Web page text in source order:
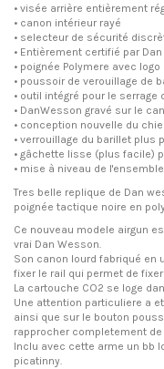
• visée arrière entièrement
• canon intérieur rayé
• selecteur de sécurité
• Entièrement certifié par
• poignée Polymere avec logo
• poussoir de verouillage de
• outil intégré pour le serrage
• DanWesson gravé sur le
• conception nouvelle du
• verrouillage du barillet plus
• gâchette lisse (plus facile)
• mise à niveau de l'ensemble
Tres belle replique de Dan
poignée tactique noire en
Ce nouveau modele airgun
vrai Dan Wesson.
Son canon lourd fabriqué en
fixer le rail qui permet de
La cartouche CO2 se loge
Une attention particuliere a
ainsi que sur le bouton
rapprocher completement de
Inclu avec cette arme un bb
picatinny.